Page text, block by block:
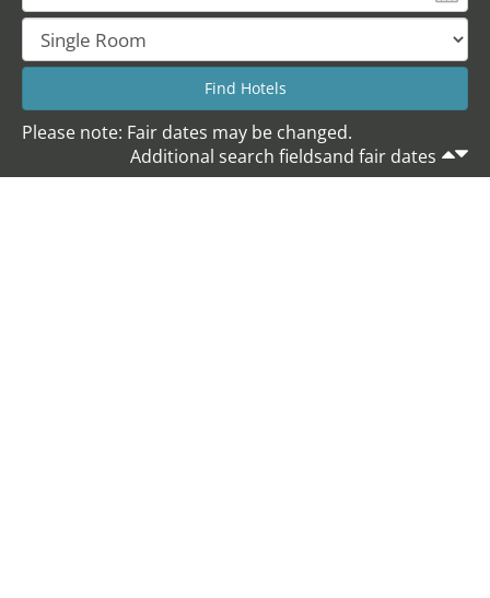
Please note: Fair dates may be changed.
Additional search fieldsand fair dates